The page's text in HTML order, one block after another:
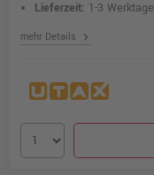
Lieferzeit: 1-3 Werktage
mehr Details chevron_right